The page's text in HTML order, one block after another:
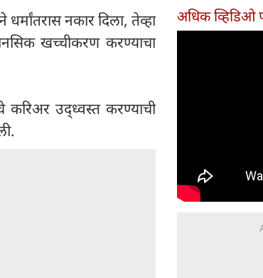
नकार दिला, तेव्हा
खच्चीकरण करण्याचा
करिअर उद्ध्वस्त करण्याची
अधिक व्हिडिओ